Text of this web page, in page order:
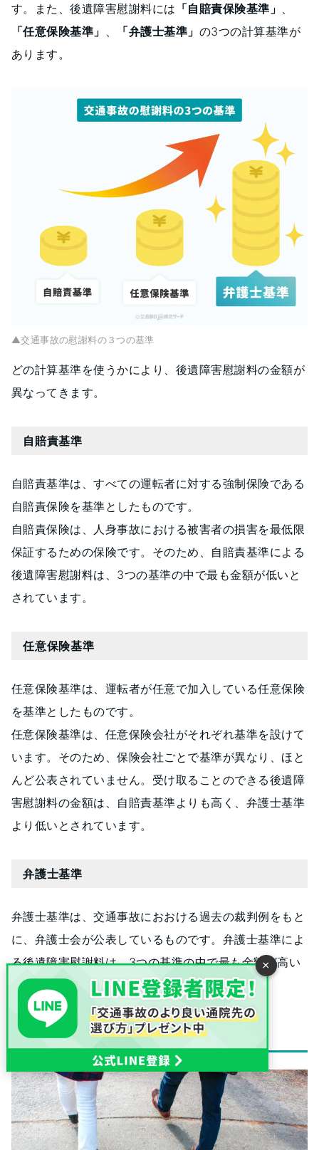
す。また、後遺障害慰謝料には 「自賠責保険基準」
「任意保険基準」
「弁護士基準」 の3つの計算基準が
あります。
▲交通事故の慰謝料の３つの基準
どの計算基準を使うかにより、後遺障害慰謝料の金額が
異なってきます。
自賠責基準
自賠責基準は、すべての運転者に対する強制保険である
自賠責保険を基準としたものです。
自賠責保険は、人身事故における被害者の損害を最低限
保証するための保険です。そのため、自賠責基準による
後遺障害慰謝料は、3つの基準の中で最も金額が低いと
されています。
任意保険基準
任意保険基準は、運転者が任意で加入している任意保険
を基準としたものです。
任意保険基準は、任意保険会社がそれぞれ基準を設けて
います。そのため、保険会社ごとで基準が異なり、ほと
んど公表されていません。受け取ることのできる後遺障
害慰謝料の金額は、自賠責基準よりも高く、弁護士基準
より低いとされています。
弁護士基準
弁護士基準は、交通事故におおける過去の裁判例をもと
に、弁護士会が公表しているものです。弁護士基準によ
る後遺障害慰謝料は、3つの基準の中で最も金額が高い
とされています。
まとめ
×